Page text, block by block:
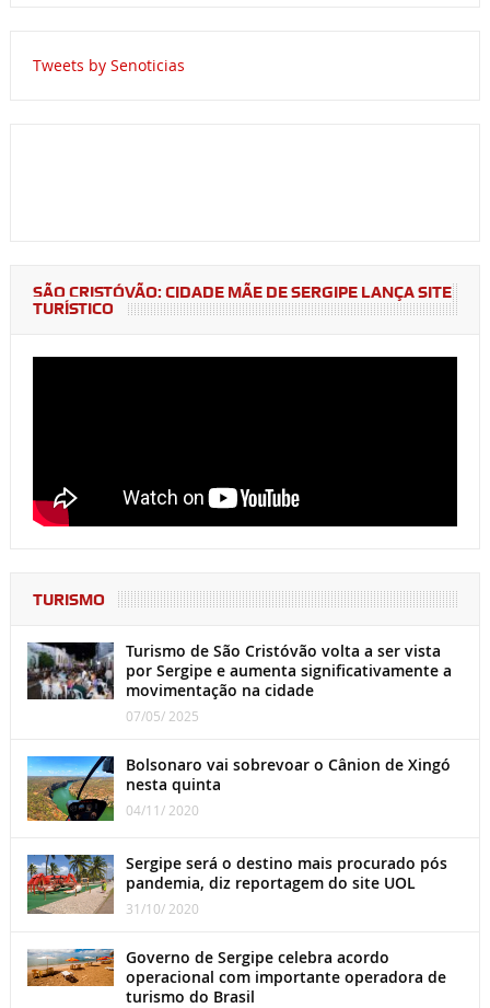
Tweets by Senoticias
SÃO CRISTÓVÃO: CIDADE MÃE DE SERGIPE LANÇA SITE
TURÍSTICO
TURISMO
Turismo de São Cristóvão volta a ser vista
por Sergipe e aumenta significativamente a
movimentação na cidade
07/05/ 2025
Bolsonaro vai sobrevoar o Cânion de Xingó
nesta quinta
04/11/ 2020
Sergipe será o destino mais procurado pós
pandemia, diz reportagem do site UOL
31/10/ 2020
Governo de Sergipe celebra acordo
operacional com importante operadora de
turismo do Brasil